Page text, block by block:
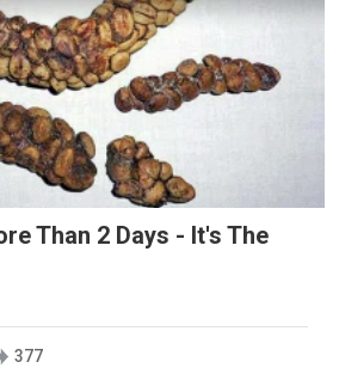
Than 2 Days - It's The
377